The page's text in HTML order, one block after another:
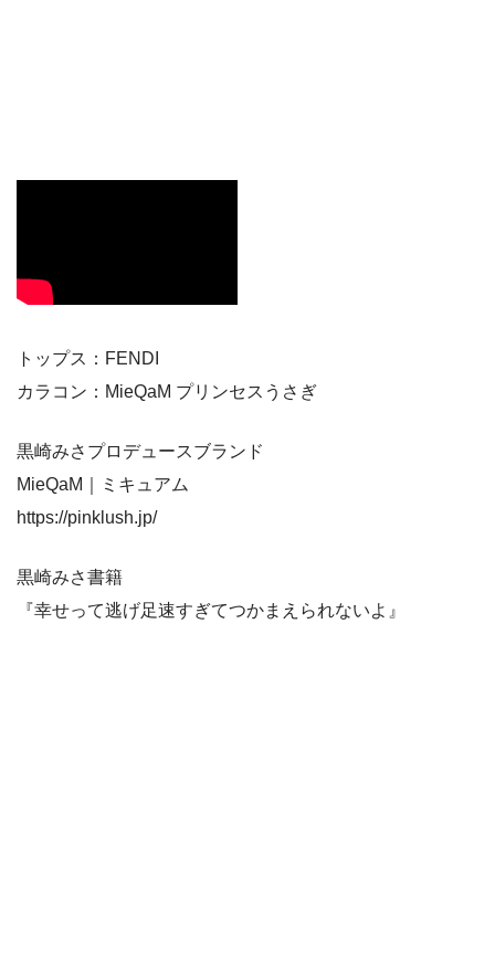
トップス：FENDI
カラコン：MieQaM プリンセスうさぎ
黒崎みさプロデュースブランド
MieQaM｜ミキュアム
https://pinklush.jp/
黒崎みさ書籍
『幸せって逃げ足速すぎてつかまえられないよ』